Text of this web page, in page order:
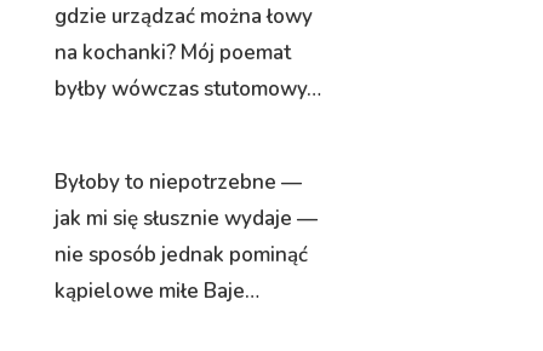
gdzie urządzać można łowy
na kochanki? Mój poemat
byłby wówczas stutomowy…
Byłoby to niepotrzebne —
jak mi się słusznie wydaje —
nie sposób jednak pominąć
kąpielowe miłe Baje…